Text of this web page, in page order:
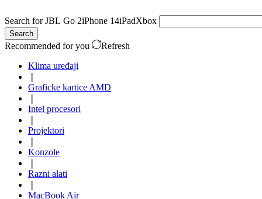
Search forJBL Go 2iPhone 14iPadXbox
Search
Recommended for you
Refresh
Klima uređaji
Graficke kartice AMD
Intel procesori
Projektori
Konzole
Razni alati
MacBook Air